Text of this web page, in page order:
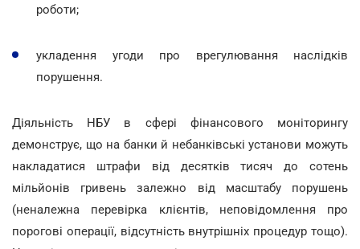
роботи;
укладення угоди про врегулювання наслідків
порушення.
Діяльність НБУ в сфері фінансового моніторингу
демонструє, що на банки й небанківські установи можуть
накладатися штрафи від десятків тисяч до сотень
мільйонів гривень залежно від масштабу порушень
(неналежна перевірка клієнтів, неповідомлення про
порогові операції, відсутність внутрішніх процедур тощо).